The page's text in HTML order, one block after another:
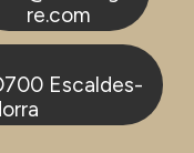
re.com
Escaldes-